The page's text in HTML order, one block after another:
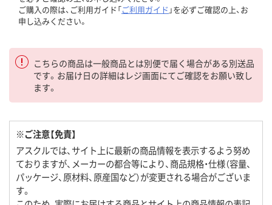
ご購入の際は、ご利用ガイド「ご利用ガイド 」を必ずご確認の上、お
申し込みください。
こちらの商品は一般商品とは別便で届く場合がある別送品
です。お届け日の詳細はレジ画面にてご確認をお願い致し
ます。
※ご注意【免責】
アスクルでは、サイト上に最新の商品情報を表示するよう努め
ておりますが、メーカーの都合等により、商品規格・仕様（容量、
パッケージ、原材料、原産国など）が変更される場合がございま
す。